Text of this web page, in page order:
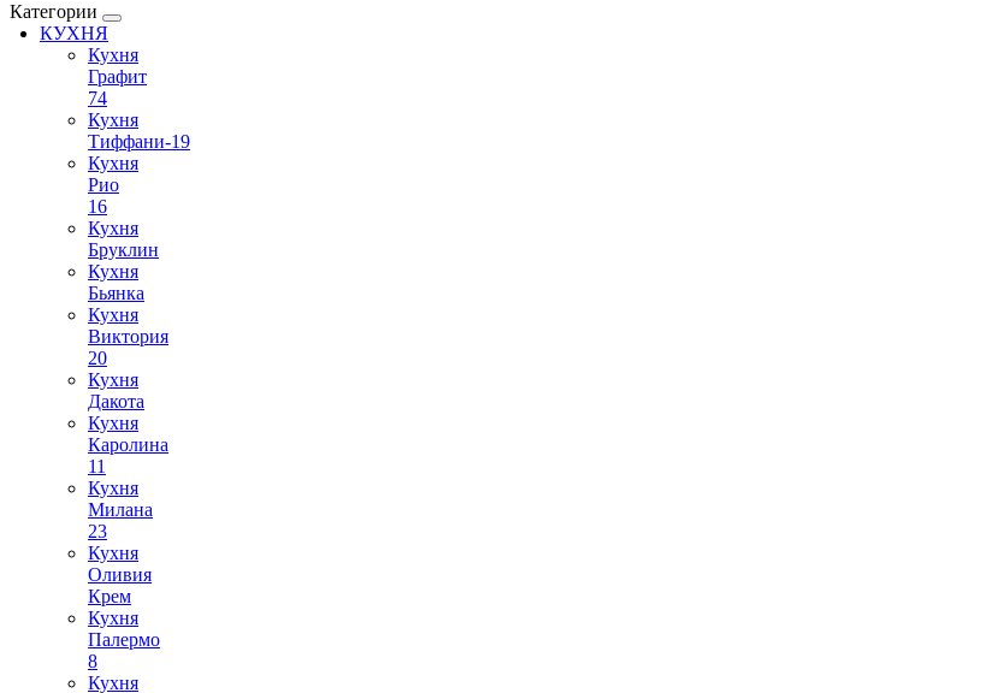
Категории
КУХНЯ
Кухня
Графит
74
Кухня
Тиффани-19
Кухня
Рио
16
Кухня
Бруклин
Кухня
Бьянка
Кухня
Виктория
20
Кухня
Дакота
Кухня
Каролина
11
Кухня
Милана
23
Кухня
Оливия
Крем
Кухня
Палермо
8
Кухня